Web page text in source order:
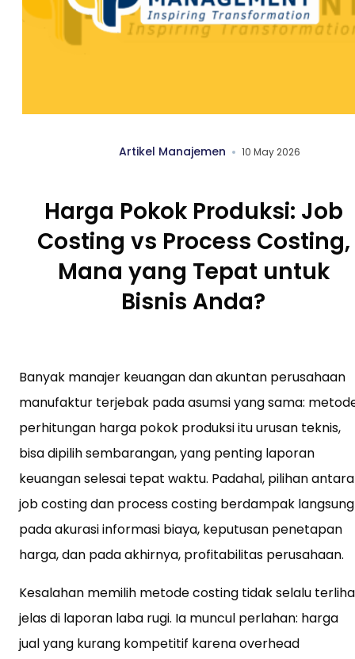
Artikel Manajemen 10 May 2026
Harga Pokok Produksi: Job
Costing vs Process Costing,
Mana yang Tepat untuk
Bisnis Anda?
Banyak manajer keuangan dan akuntan perusahaan
manufaktur terjebak pada asumsi yang sama:
perhitungan harga pokok produksi itu urusan teknis,
bisa dipilih sembarangan, yang penting laporan
keuangan selesai tepat waktu. Padahal, pilihan antara
job costing dan process costing berdampak langsung
pada akurasi informasi biaya, keputusan penetapan
harga, dan pada akhirnya, profitabilitas perusahaan.
Kesalahan memilih metode costing tidak selalu
jelas di laporan laba rugi. Ia muncul perlahan: harga
jual yang kurang kompetitif karena overhead